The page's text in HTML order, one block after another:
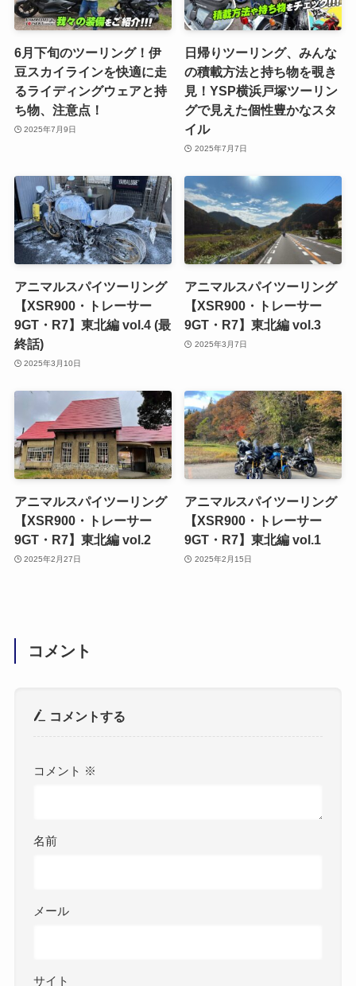
6月下旬のツーリング！伊
豆スカイラインを快適に走
るライディングウェアと持
ち物、注意点！
2025年7月9日
日帰りツーリング、みんな
の積載方法と持ち物を覗き
見！YSP横浜戸塚ツーリン
グで見えた個性豊かなスタ
イル
2025年7月7日
アニマルスパイツーリング
【XSR900・トレーサー
9GT・R7】東北編 vol.4 (最
終話)
2025年3月10日
アニマルスパイツーリング
【XSR900・トレーサー
9GT・R7】東北編 vol.3
2025年3月7日
アニマルスパイツーリング
【XSR900・トレーサー
9GT・R7】東北編 vol.2
2025年2月27日
アニマルスパイツーリング
【XSR900・トレーサー
9GT・R7】東北編 vol.1
2025年2月15日
コメント
コメントする
コメント ※
名前
メール
サイト